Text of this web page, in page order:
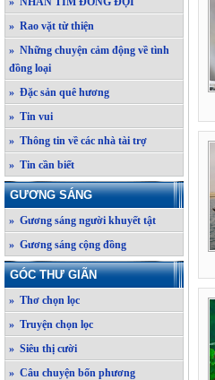
» Rao vặt từ thiện
» Những chuyện cảm động về tình
đồng loại
» Đặc sản quê hương
» Tin vui
» Thông tin về các nhà tài trợ
» Tin cần biết
GƯƠNG SÁNG
» Gương sáng người khuyết tật
» Gương sáng cộng đồng
GÓC THƯ GIÃN
» Thơ chọn lọc
» Truyện chọn lọc
» Siêu thị cười
» Câu chuyện bốn phương